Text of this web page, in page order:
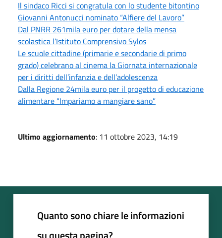
Il sindaco Ricci si congratula con lo studente bitontino
Giovanni Antonucci nominato “Alfiere del Lavoro”
Dal PNRR 261mila euro per dotare della mensa
scolastica l’Istituto Comprensivo Sylos
Le scuole cittadine (primarie e secondarie di primo
grado) celebrano al cinema la Giornata internazionale
per i diritti dell’infanzia e dell’adolescenza
Dalla Regione 24mila euro per il progetto di educazione
alimentare “Impariamo a mangiare sano”
Ultimo aggiornamento: 11 ottobre 2023, 14:19
Quanto sono chiare le informazioni